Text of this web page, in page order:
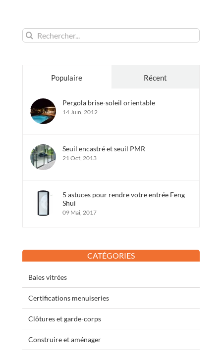
Rechercher:
Populaire Récent
Pergola brise-soleil orientable
14 Juin, 2012
Seuil encastré et seuil PMR
21 Oct, 2013
5 astuces pour rendre votre entrée Feng
Shui
09 Mai, 2017
CATÉGORIES
Baies vitrées
Certifications menuiseries
Clôtures et garde-corps
Construire et aménager